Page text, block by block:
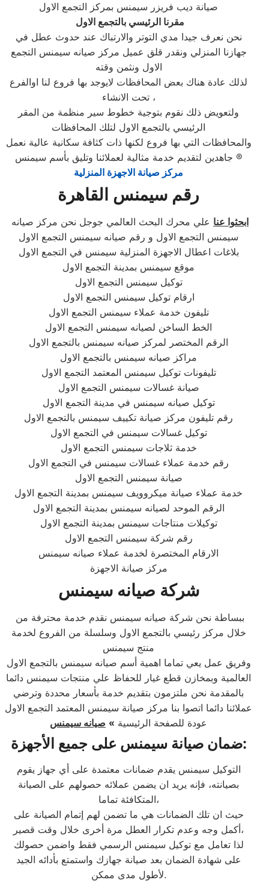
صيانة ديب فريزر سيمنس بمركز التجمع الاول
مقرنا الرئيسي بالتجمع الاول
نحن نعرف جيدا مدي التوتر والارتباك عند حدوث عطل في
جهازنا المنزلي ونقدر قلق عميل مركز صيانه سيمنس التجمع
الاول ونثمن وقته
لذلك عادة هناك بعض المحافظات لايوجد بها فروع لنا اوالفرع
تحت الانشاء ،
ولتعويض ذلك نقوم بتوجية خطوط سير منظمة من المقر
الرئيسي بالتجمع الاول لتلك المحافظات
والمحافظات التي بها فروع لكنها ذات كثافة سكانية عالية نعمل
جاهدين لتقديم خدمة مثالية لعملائنا وتليق بأسم سيمنس ®
مركز صيانة الاجهزة المنزلية
رقم سيمنس القاهرة
ابحثوا عنا علي محرك البحث العالمي جوجل نحن مركز صيانه
سيمنس التجمع الاول و رقم صيانه سيمنس التجمع الاول
بلاغات اعطال الاجهزة المنزلية سيمنس في التجمع الاول
موقع سيمنس بمدينة التجمع الاول
توكيل سيمنس التجمع الاول
ارقام توكيل سيمنس التجمع الاول
تليفون خدمة عملاء سيمنس التجمع الاول
الخط الساخن لصيانه سيمنس التجمع الاول
الرقم المختصر لمركز صيانه سيمنس بالتجمع الاول
مراكز صيانه سيمنس بالتجمع الاول
تليفونات توكيل سيمنس المعتمد التجمع الاول
صيانة غسالات سيمنس التجمع الاول
توكيل صيانه سيمنس في مدينة التجمع الاول
رقم تليفون مركز صيانة تكييف سيمنس بالتجمع الاول
توكيل غسالات سيمنس في التجمع الاول
خدمة ثلاجات سيمنس التجمع الاول
رقم خدمة عملاء غسالات سيمنس في التجمع الاول
صيانة سيمنس التجمع الاول
خدمة عملاء صيانة ميكروويف سيمنس بمدينة التجمع الاول
الرقم الموحد لصيانه سيمنس بمدينة التجمع الاول
توكيلات منتاجات سيمنس بمدينة التجمع الاول
رقم شركة سيمنس التجمع الاول
الارقام المختصرة لخدمة عملاء صيانه سيمنس
مركز صيانة الاجهزة
شركة صيانه سيمنس
خلال مركز رئيسي بالتجمع الاول وسلسلة من الفروع لخدمة
منتج سيمنس
وفريق عمل يعي تماما اهمية أسم صيانه سيمنس بالتجمع الاول
العالمية وبمخازن قطع غيار للحفاظ علي منتجات سيمنس دائما
بالمقدمة نحن ملتزمون بتقديم خدمة بأسعار محددة وترضي
عملائنا دائما اتصوا بنا مركز صيانة سيمنس المعتمد التجمع الاول
عودة للصفحة الرئيسية » صيانه سيمنس
ضمان صيانة سيمنس على جميع الأجهزة:
التوكيل سيمنس يقدم ضمانات معتمدة على أي جهاز يقوم
بصيانته، فإنه يريد ان يضمن عملائه حصولهم على الصيانة
المتكافئة تماما،
حيث ان تلك الضمانات هي ما تضمن لهم إتمام الصيانة على
أكمل وجه وعدم تكرار العطل مرة أخرى خلال وقت قصير،
لذا تعامل مع توكيل سيمنس الرسمي فقط واضمن حصولك
على شهادة الضمان بعد صيانة جهازك واستمتع بأدائه الجيد
لأطول مدى ممكن.